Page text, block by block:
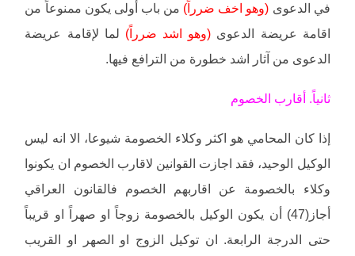
في الدعوى (وهو اخف ضرراً) من باب أولى يكون ممنوعاً من
اقامة عريضة الدعوى (وهو اشد ضرراً) لما لإقامة عريضة
الدعوى من آثار اشد خطورة من الترافع فيها.
ثانياً. أقارب الخصوم
إذا كان المحامي هو اكثر وكلاء الخصومة شيوعا، الا انه ليس
الوكيل الوحيد، فقد اجازت القوانين لاقارب الخصوم ان يكونوا
وكلاء بالخصومة عن اقاربهم الخصوم فالقانون العراقي
أجاز(47) أن يكون الوكيل بالخصومة زوجاً او صهراً او قريباً
حتى الدرجة الرابعة. ان توكيل الزوج او الصهر او القريب